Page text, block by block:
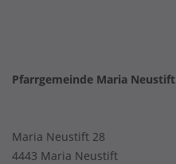
Pfarrgemeinde Maria Neustift
Maria Neustift 28
4443 Maria Neustift